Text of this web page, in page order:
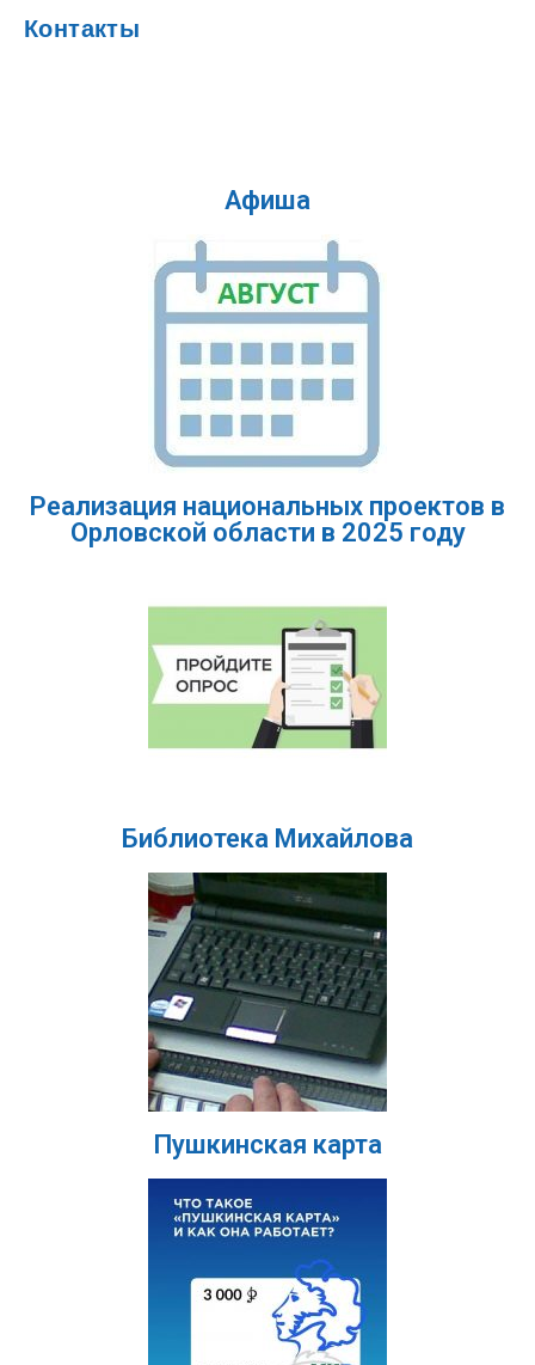
Контакты
Афиша
Реализация национальных проектов в
Орловской области в 2025 году
Библиотека Михайлова
Пушкинская карта